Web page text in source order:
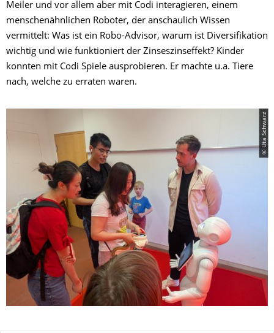
Meiler und vor allem aber mit Codi interagieren, einem
menschenähnlichen Roboter, der anschaulich Wissen
vermittelt: Was ist ein Robo-Advisor, warum ist Diversifikation
wichtig und wie funktioniert der Zinseszinseffekt? Kinder
konnten mit Codi Spiele ausprobieren. Er machte u.a. Tiere
nach, welche zu erraten waren.
© Uta Schwarz